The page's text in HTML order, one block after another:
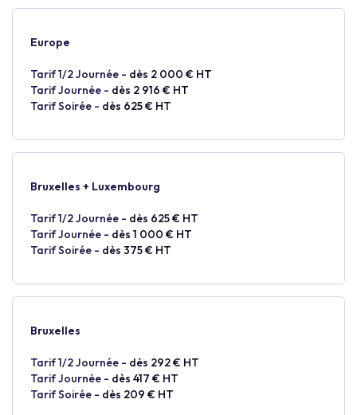
Europe
Tarif 1/2 Journée - dès 2 000 € HT
Tarif Journée - dès 2 916 € HT
Tarif Soirée - dès 625 € HT
Bruxelles + Luxembourg
Tarif 1/2 Journée - dès 625 € HT
Tarif Journée - dès 1 000 € HT
Tarif Soirée - dès 375 € HT
Bruxelles
Tarif 1/2 Journée - dès 292 € HT
Tarif Journée - dès 417 € HT
Tarif Soirée - dès 209 € HT